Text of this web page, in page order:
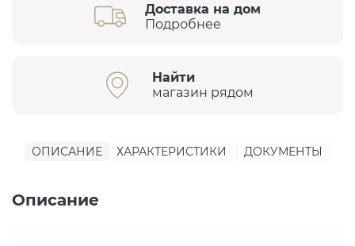
Доставка на дом
Подробнее
Найти
магазин рядом
ОПИСАНИЕ ХАРАКТЕРИСТИКИ ДОКУМЕНТЫ
Описание